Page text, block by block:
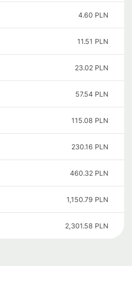
4.60 PLN
11.51 PLN
23.02 PLN
57.54 PLN
115.08 PLN
230.16 PLN
460.32 PLN
1,150.79 PLN
2,301.58 PLN